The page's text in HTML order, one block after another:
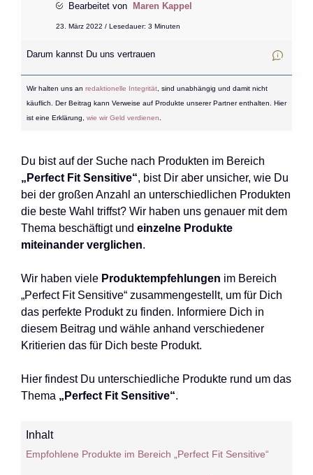
Bearbeitet von Maren Kappel
23. März 2022 / Lesedauer: 3 Minuten
Darum kannst Du uns vertrauen
Wir halten uns an redaktionelle Integrität, sind unabhängig und damit nicht
käuflich. Der Beitrag kann Verweise auf Produkte unserer Partner enthalten. Hier
ist eine Erklärung, wie wir Geld verdienen
Du bist auf der Suche nach Produkten im Bereich
„Perfect Fit Sensitive“, bist Dir aber unsicher, wie Du
bei der großen Anzahl an unterschiedlichen Produkten
die beste Wahl triffst? Wir haben uns genauer mit dem
Thema beschäftigt und einzelne Produkte
miteinander verglichen.
Wir haben viele Produktempfehlungen im Bereich
„Perfect Fit Sensitive“ zusammengestellt, um für Dich
das perfekte Produkt zu finden. Informiere Dich in
diesem Beitrag und wähle anhand verschiedener
Kritierien das für Dich beste Produkt.
Hier findest Du unterschiedliche Produkte rund um das
Thema „Perfect Fit Sensitive“.
Inhalt
Empfohlene Produkte im Bereich „Perfect Fit Sensitive“